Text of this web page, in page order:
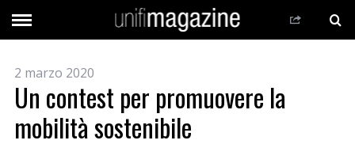
2 marzo 2020
Un contest per promuovere la
mobilità sostenibile